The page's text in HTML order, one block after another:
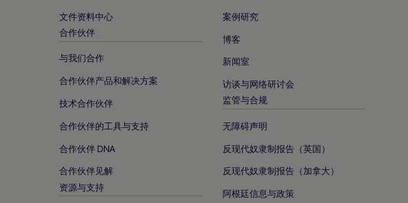
文件资料中心
合作伙伴
与我们合作
合作伙伴产品和解决方案
技术合作伙伴
合作伙伴的工具与支持
合作伙伴 DNA
合作伙伴见解
资源与支持
案例研究
博客
新闻室
访谈与网络研讨会
监管与合规
无障碍声明
反现代奴隶制报告（英国）
反现代奴隶制报告（加拿大）
阿根廷信息与政策